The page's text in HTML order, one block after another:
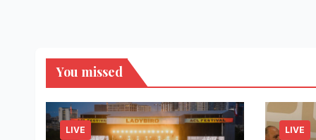
You missed
LIVE LIVE